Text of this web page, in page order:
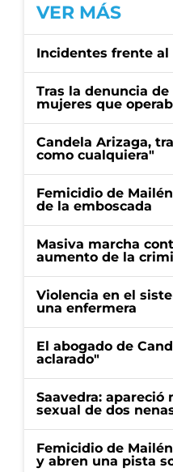
VER MÁS
Incidentes frente al
Tras la denuncia
mujeres que
Candela Arizaga,
como cualquiera"
Femicidio de
de la emboscada
Masiva marcha
aumento de la
Violencia en el
una enfermera
El abogado de
aclarado"
Saavedra:
sexual de dos
Femicidio de
y abren una pista